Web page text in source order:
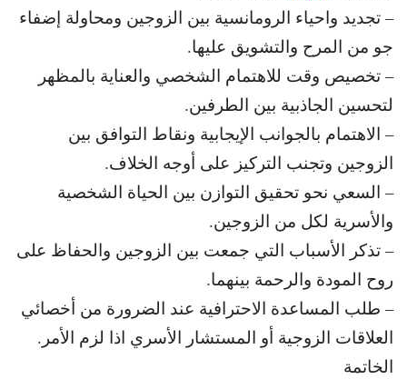
– تجديد واحياء الرومانسية بين الزوجين ومحاولة إضفاء
جو من المرح والتشويق عليها.
– تخصيص وقت للاهتمام الشخصي والعناية بالمظهر
لتحسين الجاذبية بين الطرفين.
– الاهتمام بالجوانب الإيجابية ونقاط التوافق بين
الزوجين وتجنب التركيز على أوجه الخلاف.
– السعي نحو تحقيق التوازن بين الحياة الشخصية
والأسرية لكل من الزوجين.
– تذكر الأسباب التي جمعت بين الزوجين والحفاظ على
روح المودة والرحمة بينهما.
– طلب المساعدة الاحترافية عند الضرورة من أخصائي
العلاقات الزوجية أو المستشار الأسري اذا لزم الأمر.
الخاتمة